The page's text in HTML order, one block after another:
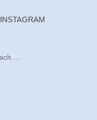
INSTAGRAM